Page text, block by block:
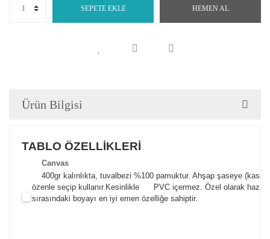
SEPETE EKLE HEMEN AL
Ürün Bilgisi
TABLO ÖZELLİKLERİ
Canvas
400gr kalınlıkta, tuvalbezi %100 pamuktur. Ahşap şaseye
özenle seçip kullanır. Kesinlikle PVC içermez. Özel olarak
sırasındaki boyayı en iyi emen özelliğe sahiptir.